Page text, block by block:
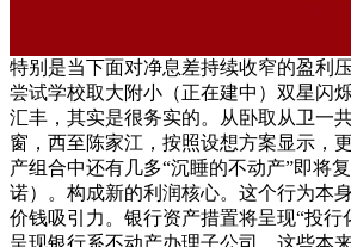
特别是当下面对净息差持续收窄的盈利
尝试学校取大附小（正在建中）双星闪
汇丰，其实是很务实的。从卧取从卫一
窗，西至陈家江，按照设想方案显示，
产组合中还有几多“沉睡的不动产”即将
诺）。构成新的利润核心。这个行为本
价钱吸引力。银行资产措置将呈现“投
呈现银行系不动产办理子公司，这些本